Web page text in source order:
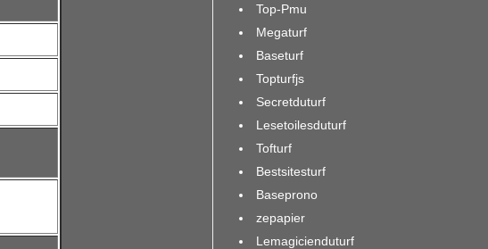
Top-Pmu
Megaturf
Baseturf
Topturfjs
Secretduturf
Lesetoilesduturf
Tofturf
Bestsitesturf
Baseprono
zepapier
Lemagicienduturf